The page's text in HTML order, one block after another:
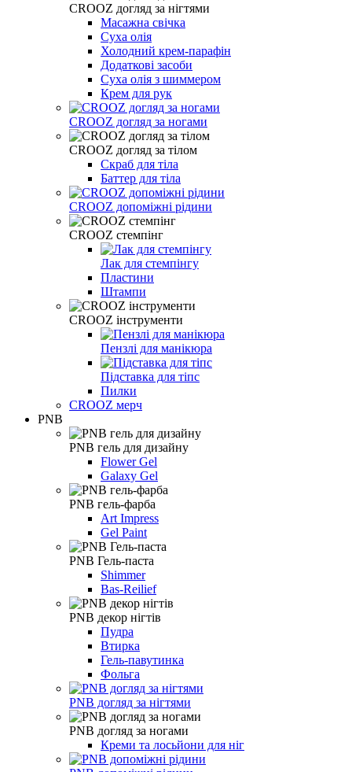
CROOZ догляд за нігтями
Масажна свічка
Суха олія
Холодний крем-парафін
Додаткові засоби
Суха олія з шиммером
Крем для рук
CROOZ догляд за ногами
CROOZ догляд за тілом
Скраб для тіла
Баттер для тіла
CROOZ допоміжні рідини
CROOZ стемпінг
Лак для стемпінгу
Пластини
Штампи
CROOZ інструменти
Пензлі для манікюра
Підставка для тіпс
Пилки
CROOZ мерч
PNB
PNB гель для дизайну
Flower Gel
Galaxy Gel
PNB гель-фарба
Art Impress
Gel Paint
PNB Гель-паста
Shimmer
Bas-Reilief
PNB декор нігтів
Пудра
Втирка
Гель-павутинка
Фольга
PNB догляд за нігтями
PNB догляд за ногами
Креми та лосьйони для ніг